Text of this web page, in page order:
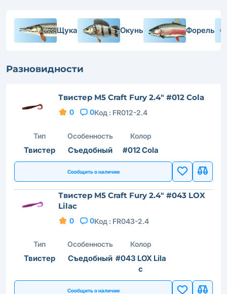
Щука Окунь Форель
Разновидности
Твистер M5 Craft Fury 2.4" #012 Cola
0 0Код : FR012-2.4
Тип
Твистер
Особенность
Съедобный
Колор
#012 Cola
Сообщить о наличии
Твистер M5 Craft Fury 2.4" #043 LOX
Lilac
0 0Код : FR043-2.4
Тип
Твистер
Особенность
Съедобный
Колор
#043 LOX Lila
c
Сообщить о наличии